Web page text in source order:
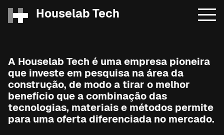
Houselab Tech
A Houselab Tech é uma empresa pioneira
que investe em pesquisa na área da
construção, de modo a tirar o melhor
benefício que a combinação das
tecnologias, materiais e métodos permite
para uma oferta diferenciada no mercado.